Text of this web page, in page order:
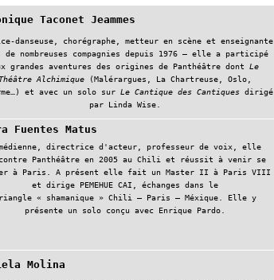
Taconet Jeammes
danseuse, chorégraphe, metteur en scène et enseignante
de nombreuses compagnies depuis 1976 – elle a participé
grandes aventures des origines de Panthéâtre dont Le
Alchimique(Malérargues, La Chartreuse, Oslo,
et avec un solo sur Le Cantique des Cantiquesdirigé
par Linda Wise.
Fuentes Matus
directrice d'acteur, professeur de voix, elle
Panthéâtre en 2005 au Chili et réussit à venir se
à Paris. A présent elle fait un Master II à Paris VIII
et dirige PEMEHUE CAI, échanges dans le
« shamanique » Chili – Paris – Méxique. Elle y
présente un solo conçu avec Enrique Pardo.
Molina